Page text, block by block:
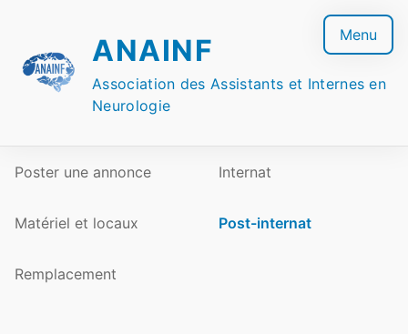
content
ANAINF
Association des Assistants et Internes en
Neurologie
Menu
Poster une annonce Internat
Matériel et locaux Post-internat
Remplacement